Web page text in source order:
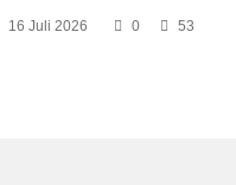
16 Juli 2026 0 53